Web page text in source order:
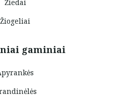
Žiedai
Žiogeliai
gaminiai